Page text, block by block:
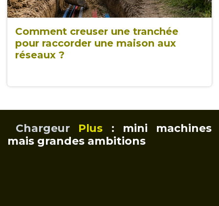
Comment creuser une tranchée
pour raccorder une maison aux
réseaux ?
Chargeur Plus : mini machines
mais grandes ambitions